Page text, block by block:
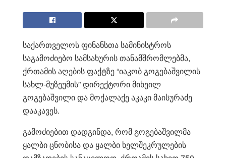
საქართველოს ფინანსთა სამინისტროს
საგამოძიებო სამსახურის თანამშრომლებმა,
ქრთამის აღების ფაქტზე “იაკობ გოგებაშვილის
სახლ-მუზეუმის” დირექტორი მიხეილ
გოგებაშვილი და მოქალაქე აკაკი მაისურაძე
დააკავეს.
გამოძიებით დადგინდა, რომ გოგებაშვილმა
ყალბი ცნობისა და ყალბი ხელშეკრულების